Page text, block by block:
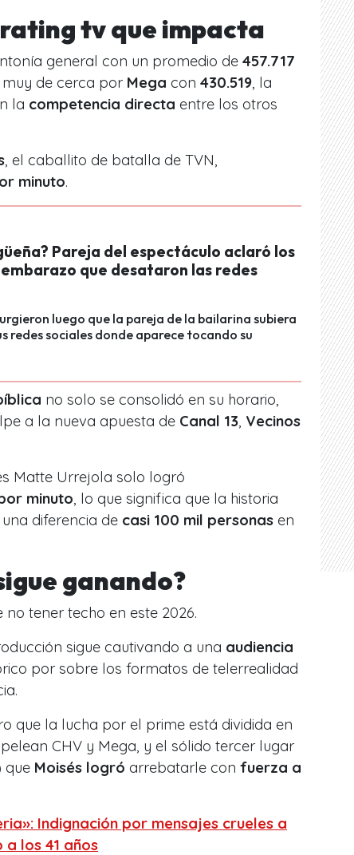
tv que impacta
general con un promedio de 457.717
muy de cerca por Mega con 430.519 , la
la competencia directa entre los otros
, el caballito de batalla de TVN,
minuto.
Pareja del espectáculo aclaró los
que desataron las redes
luego que la pareja de la bailarina subiera
redes sociales donde aparece tocando su
no solo se consolidó en su horario,
a la nueva apuesta de Canal 13 Vecinos
Matte Urrejola solo logró
minuto , lo que significa que la historia
diferencia de casi 100 mil personas en
ganando?
no tener techo en este 2026.
sigue cautivando a una audiencia
por sobre los formatos de telerrealidad
que la lucha por el prime está dividida en
CHV y Mega, y el sólido tercer lugar
que Moisés logró arrebatarle con fuerza a
Indignación por mensajes crueles a
los 41 años